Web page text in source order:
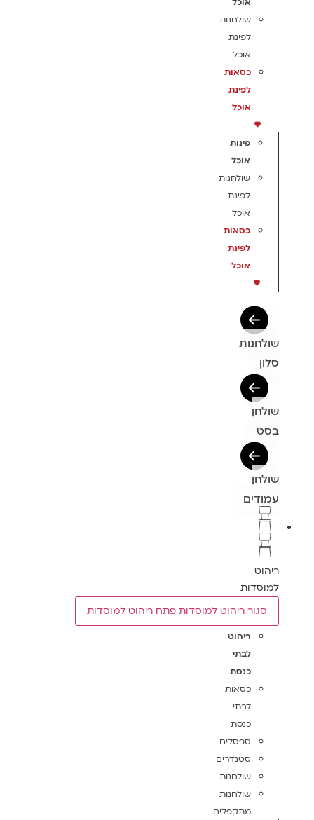
שולחנות
לפינת
אוכל
כסאות
לפינת
אוכל
פינות
אוכל
שולחנות
לפינת
אוכל
כסאות
לפינת
אוכל
שולחנות
סלון
שולחן
בסט
שולחן
עמודים
ריהוט
למוסדות
סגור ריהוט למוסדות פתח ריהוט למוסדות
ריהוט
לבתי
כנסת
כסאות
לבתי
כנסת
ספסלים
סטנדרים
שולחנות
שולחנות
מתקפלים